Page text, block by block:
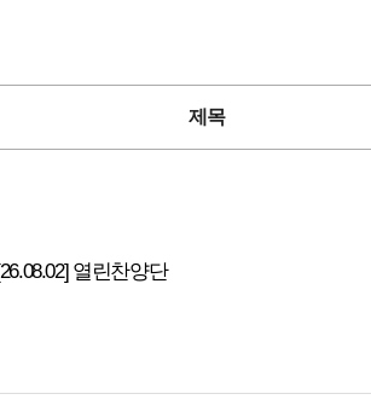
제목
열린찬양단